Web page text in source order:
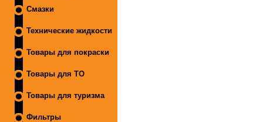
Смазки
Технические жидкости
Товары для покраски
Товары для ТО
Товары для туризма
Фильтры